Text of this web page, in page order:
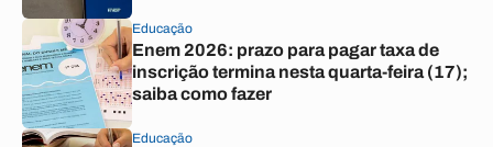
Educação
Enem 2026: prazo para pagar taxa de
inscrição termina nesta quarta-feira (17);
saiba como fazer
Educação